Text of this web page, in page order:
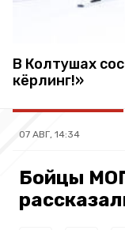
В Колтушах
кёрлинг!»
07 АВГ, 14:34
Бойцы